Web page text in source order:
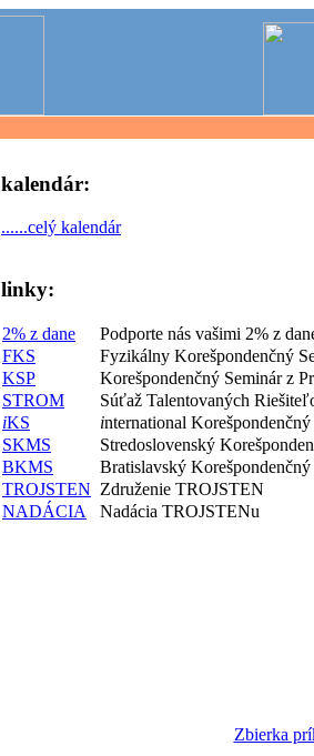
kalendár:
......celý kalendár
linky:
2% z dane
Podporte nás vašimi 2% z
FKS
Fyzikálny Korešpondenčný
KSP
Korešpondenčný Seminár z
STROM
Súťaž Talentovaných
iKS international Korešpondenčný
SKMS
Stredoslovenský
BKMS
Bratislavský
TROJSTEN Združenie TROJSTEN
NADÁCIA
Nadácia TROJSTENu
Zbierka